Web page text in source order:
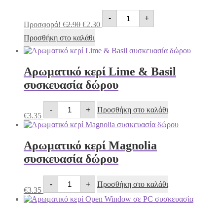
Προσφορά! €2.90 price
€2.90.
€2.30τρέχουσα
€2.30.
-
Αρωματικό
κερί
Lime
σε
συσκευασία
ποσότητα
+
Προσθήκη στο καλάθι
Αρωματικό κερί Lime & Basil
συσκευασία δώρου
€3.35
-
Αρωματικό
κερί
Lime
&
συσκευασία
δώρου
ποσότητα
+ Προσθήκη στο καλάθι
Αρωματικό κερί Magnolia
συσκευασία δώρου
€3.35
-
Αρωματικό
κερί
Magnolia
συσκευασία
+ Προσθήκη στο καλάθι